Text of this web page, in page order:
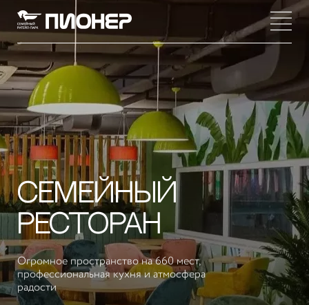
Огромное пространство на 660 мест,
профессиональная кухня и атмосфера
радости
СЕМЕЙНЫЙ
РЕСТОРАН